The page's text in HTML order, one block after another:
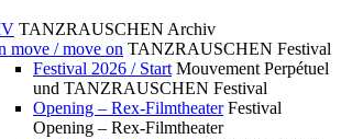
TANZRAUSCHEN Archiv
move / move on TANZRAUSCHEN Festival
Festival 2026 / Start Mouvement Perpétuel
und TANZRAUSCHEN Festival
Opening – Rex-Filmtheater Festival
Opening – Rex-Filmtheater